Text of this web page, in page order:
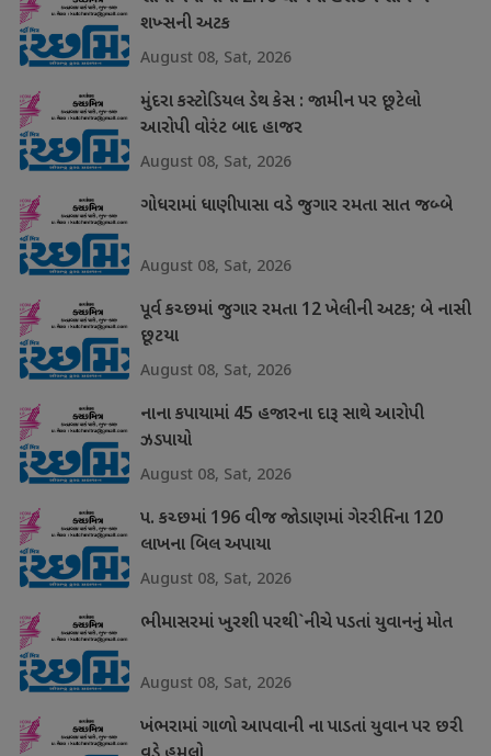
શખ્સની અટક
August 08, Sat, 2026
મુંદરા કસ્ટોડિયલ ડેથ કેસ : જામીન પર છૂટેલો
આરોપી વોરંટ બાદ હાજર
August 08, Sat, 2026
ગોધરામાં ધાણીપાસા વડે જુગાર રમતા સાત જબ્બે
August 08, Sat, 2026
પૂર્વ કચ્છમાં જુગાર રમતા 12 ખેલીની અટક; બે નાસી
છૂટયા
August 08, Sat, 2026
નાના કપાયામાં 45 હજારના દારૂ સાથે આરોપી
ઝડપાયો
August 08, Sat, 2026
પ. કચ્છમાં 196 વીજ જોડાણમાં ગેરરીતિના 120
લાખના બિલ અપાયા
August 08, Sat, 2026
ભીમાસરમાં ખુરશી પરથી`નીચે પડતાં યુવાનનું મોત
August 08, Sat, 2026
ખંભરામાં ગાળો આપવાની ના પાડતાં યુવાન પર છરી